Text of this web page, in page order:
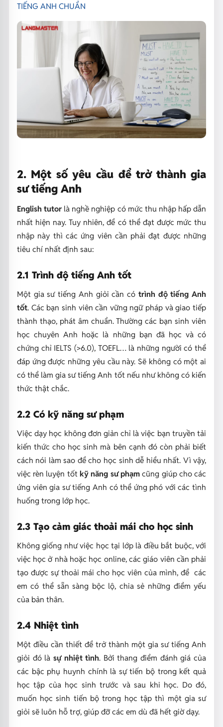
TIẾNG ANH CHUẨN
2. Một số yêu cầu để trở thành gia
sư tiếng Anh
English tutor là nghề nghiệp có mức thu nhập hấp dẫn
nhất hiện nay. Tuy nhiên, để có thể đạt được mức thu
nhập này thì các ứng viên cần phải đạt được những
tiêu chí nhất định sau:
2.1 Trình độ tiếng Anh tốt
Một gia sư tiếng Anh giỏi cần có trình độ tiếng Anh
tốt. Các bạn sinh viên cần vững ngữ pháp và giao tiếp
thành thạo, phát âm chuẩn. Thường các bạn sinh viên
học chuyên Anh hoặc là những bạn đã học và có
chứng chỉ IELTS (>6.0), TOEFL… là những người có thể
đáp ứng được những yêu cầu này. Sẽ không có một ai
có thể làm gia sư tiếng Anh tốt nếu như không có kiến
thức thật chắc.
2.2 Có kỹ năng sư phạm
Việc dạy học không đơn giản chỉ là việc bạn truyền tải
kiến thức cho học sinh mà bên cạnh đó còn phải biết
cách nói làm sao để cho học sinh dễ hiểu nhất. Vì vậy,
việc rèn luyện tốt kỹ năng sư phạmcũng giúp cho các
ứng viên gia sư tiếng Anh có thể ứng phó với các tình
huống trong lớp học.
2.3 Tạo cảm giác thoải mái cho học sinh
Không giống như việc học tại lớp là điều bắt buộc, với
việc học ở nhà hoặc học online, các giáo viên cần phải
tạo được sự thoải mái cho học viên của mình, để các
em có thể sẵn sàng bộc lộ, chia sẻ những điểm yếu
của bản thân.
2.4 Nhiệt tình
Một điều cần thiết để trở thành một gia sư tiếng Anh
giỏi đó là sự nhiệt tình. Bởi thang điểm đánh giá của
các bậc phụ huynh chính là sự tiến bộ trong kết quả
học tập của học sinh trước và sau khi học. Do đó,
muốn học sinh tiến bộ trong học tập thì một gia sư
giỏi sẽ luôn hỗ trợ, giúp đỡ các em dù đã hết giờ dạy.